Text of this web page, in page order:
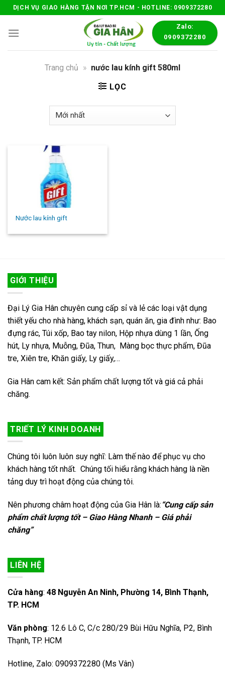
Skip
to
content
DỊCH VỤ GIAO HÀNG TẬN NƠI TP.HCM - HOTLINE: 0909372280
Zalo:
0909372280
Trang chủ » nước lau kính gift 580ml
LỌC
Nước lau kính gift
GIỚI THIỆU
Đại Lý Gia Hân chuyên cung cấp sỉ và lẻ các loại vật dụng
thiết yếu cho nhà hàng, khách sạn, quán ăn, gia đình như: Bao
đựng rác, Túi xốp, Bao tay nilon, Hộp nhựa dùng 1 lần, Ống
hút, Ly nhựa, Muỗng, Đũa, Thun, Màng bọc thực phẩm, Đũa
tre, Xiên tre, Khăn giấy, Ly giấy,…
Gia Hân cam kết: Sản phẩm chất lượng tốt và giá cả phải
chăng.
TRIẾT LÝ KINH DOANH
Chúng tôi luôn luôn suy nghĩ: Làm thế nào để phục vụ cho
khách hàng tốt nhất. Chúng tối hiểu rằng khách hàng là nền
tảng duy trì hoạt động của chúng tôi.
Nên phương châm hoạt động của Gia Hân là: “Cung cấp sản
phẩm chất lượng tốt – Giao Hàng Nhanh – Giá phải
chăng”
LIÊN HỆ
Cửa hàng: 48 Nguyễn An Ninh, Phường 14, Bình Thạnh,
TP. HCM
Văn phòng: 12.6 Lô C, C/c 280/29 Bùi Hữu Nghĩa, P2, Bình
Thạnh, TP. HCM
Hotline, Zalo: 0909372280 (Ms Vân)